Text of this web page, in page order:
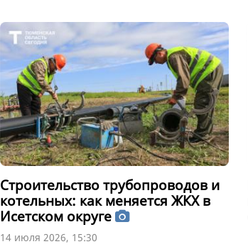
Строительство трубопроводов и
котельных: как меняется ЖКХ в
Исетском округе
14 июля 2026, 15:30